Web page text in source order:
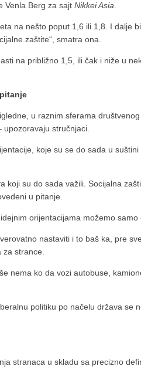
Venla Berg za sajt Nikkei Asia
na nešto poput 1,6 ili 1,8. I dalje
zaštite“, smatra ona.
na približno 1,5, ili čak i niže u
u raznim sferama
stručnjaci.
koje su se do sada u
su do sada važili. Socijalna
u pitanje.
orijentacijama možemo samo
nastaviti i to baš ka, pre
strance.
nema ko da vozi autobuse,
politiku po načelu država se
stranaca u skladu sa precizno